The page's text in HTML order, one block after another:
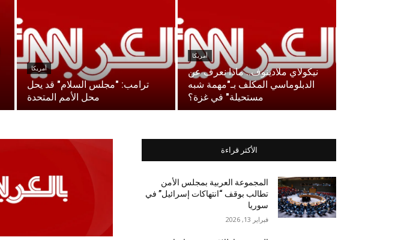
أمريكا
ترامب: "مجلس السلام" قد يحل
محل الأمم المتحدة
أمريكا
نيكولاي ملادينوف.. ماذا نعرف عن
الدبلوماسي المكلف بـ"مهمة شبه
مستحيلة" في غزة؟
الأكثر قراءة
المجموعة العربية بمجلس الأمن
تطالب بوقف “انتهاكات إسرائيل” في
سوريا
فبراير 13, 2026